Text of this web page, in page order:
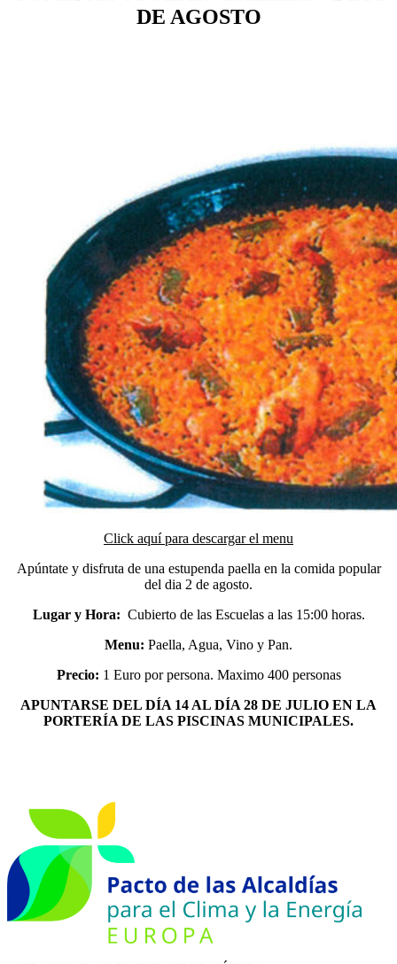
DE AGOSTO
Click aquí para descargar el menu
Apúntate y disfruta de una estupenda paella en la comida popular
del dia 2 de agosto.
Lugar y Hora: Cubierto de las Escuelas a las 15:00 horas.
Menu: Paella, Agua, Vino y Pan.
Precio: 1 Euro por persona. Maximo 400 personas
APUNTARSE DEL DÍA 14 AL DÍA 28 DE JULIO EN LA
PORTERÍA DE LAS PISCINAS MUNICIPALES.